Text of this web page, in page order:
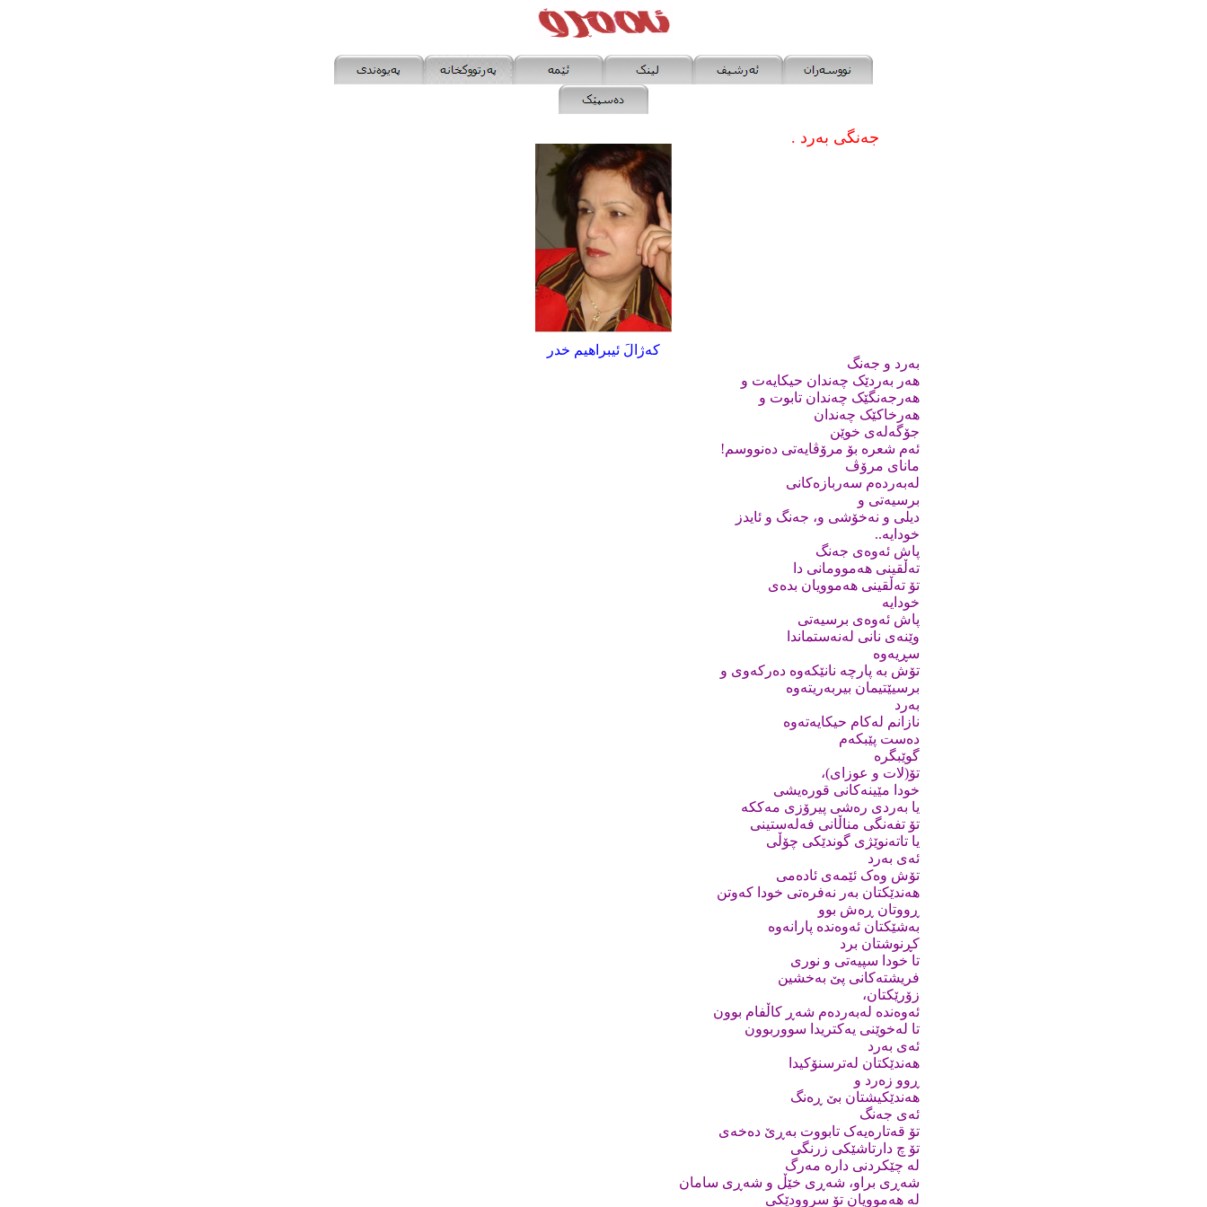
جەنگى بەرد .
که‌ژ الَ ئيبراهيم خدر
بەرد و جەنگ
هەر بەردێک چەندان حیکایەت و
هەرجەنگێک چەندان تابوت و
هەرخاکێک چەندان
جۆگەلەى خوێن
ئەم شعرە بۆ مرۆڤایەتى دەنووسم!
ماناى مرۆڤ
لەبەردەم سەربازەکانى
برسیەتى و
دیلى و نەخۆشى و، جەنگ و ئایدز
خودایە..
پاش ئەوەى جەنگ
تەڵقینى هەموومانى دا
تۆ تەڵقینى هەموویان بدەى
خودایە
پاش ئەوەى برسیەتى
وێنەى نانى لەنەستماندا
سڕیەوە
تۆش بە پارچە نانێکەوە دەرکەوى و
برسیێتیمان بیربەریتەوە
بەرد
نازانم لەکام حیکایەتەوە
دەست پێبکەم
گوێبگرە
تۆ(لات و عوزاى)،
خودا مێینەکانى قورەیشى
یا بەردى رەشى پیرۆزى مەککە
تۆ تفەنگى مناڵانى فەلەستینى
یا تاتەنوێژى گوندێکى چۆڵى
ئەى بەرد
تۆش وەک ئێمەى ئادەمى
هەندێکتان بەر نەفرەتى خودا کەوتن
ڕووتان ڕەش بوو
بەشێکتان ئەوەندە پارانەوە
کڕنوشتان برد
تا خودا سپیەتى و نورى
فریشتەکانى پێ بەخشین
زۆرێکتان،
ئەوەندە لەبەردەم شەڕ کاڵفام بوون
تا لەخوێنى یەکتریدا سووربوون
ئەى بەرد
هەندێکتان لەترسنۆکیدا
ڕوو زەرد و
هەندێکیشتان بێ ڕەنگ
ئەى جەنگ
تۆ قەتارەیەک تابووت بەڕێ دەخەى
تۆ چ دارتاشێکى زرنگى
لە چێکردنى دارە مەرگ
شەڕى براو، شەڕى خێڵ و شەڕى سامان
لە هەموویان تۆ سروودێکى